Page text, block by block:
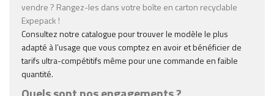
vendre ? Rangez-les dans votre boîte en carton recyclable
Expepack !
Consultez notre catalogue pour trouver le modèle le plus
adapté à l’usage que vous comptez en avoir et bénéficier de
tarifs ultra-compétitifs même pour une commande en faible
quantité.